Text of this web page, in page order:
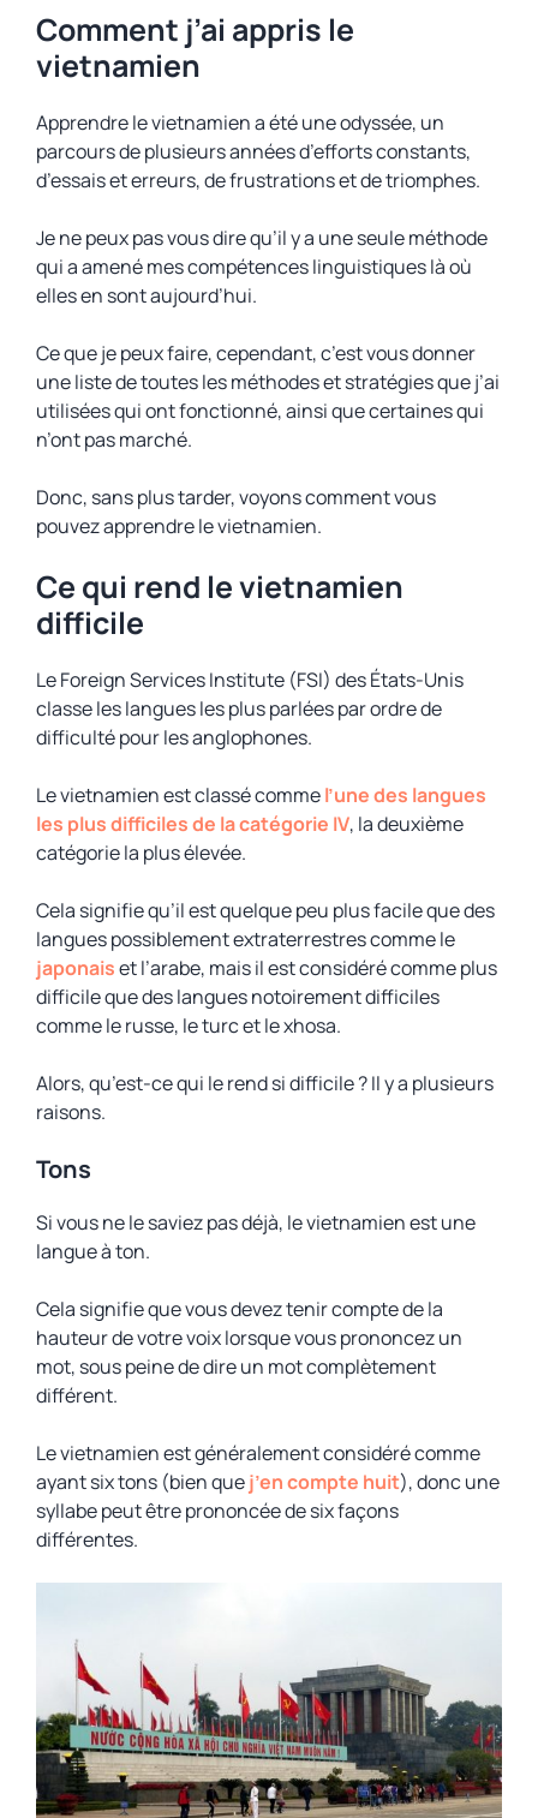
Comment j’ai appris le
vietnamien
Apprendre le vietnamien a été une odyssée, un
parcours de plusieurs années d’efforts constants,
d’essais et erreurs, de frustrations et de triomphes.
Je ne peux pas vous dire qu’il y a une seule méthode
qui a amené mes compétences linguistiques là où
elles en sont aujourd’hui.
Ce que je peux faire, cependant, c’est vous donner
une liste de toutes les méthodes et stratégies que j’ai
utilisées qui ont fonctionné, ainsi que certaines qui
n’ont pas marché.
Donc, sans plus tarder, voyons comment vous
pouvez apprendre le vietnamien.
Ce qui rend le vietnamien
difficile
Le Foreign Services Institute (FSI) des États-Unis
classe les langues les plus parlées par ordre de
difficulté pour les anglophones.
Le vietnamien est classé commel’une des langues
les plus difficiles de la catégorie IV, la deuxième
catégorie la plus élevée.
Cela signifie qu’il est quelque peu plus facile que des
langues possiblement extraterrestres comme le
japonaiset l’arabe, mais il est considéré comme plus
difficile que des langues notoirement difficiles
comme le russe, le turc et le xhosa.
Alors, qu’est-ce qui le rend si difficile ? Il y a plusieurs
raisons.
Tons
Si vous ne le saviez pas déjà, le vietnamien est une
langue à ton.
Cela signifie que vous devez tenir compte de la
hauteur de votre voix lorsque vous prononcez un
mot, sous peine de dire un mot complètement
différent.
Le vietnamien est généralement considéré comme
ayant six tons (bien quej’en compte huit), donc une
syllabe peut être prononcée de six façons
différentes.